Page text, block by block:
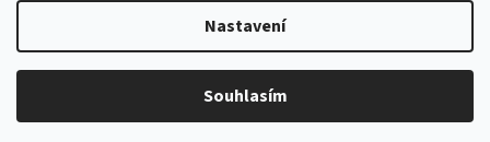
Nastavení
Souhlasím
Copyright 2026AUTOPROFI CZ. Všechna práva vyhrazena.Upravit
nastavení cookies